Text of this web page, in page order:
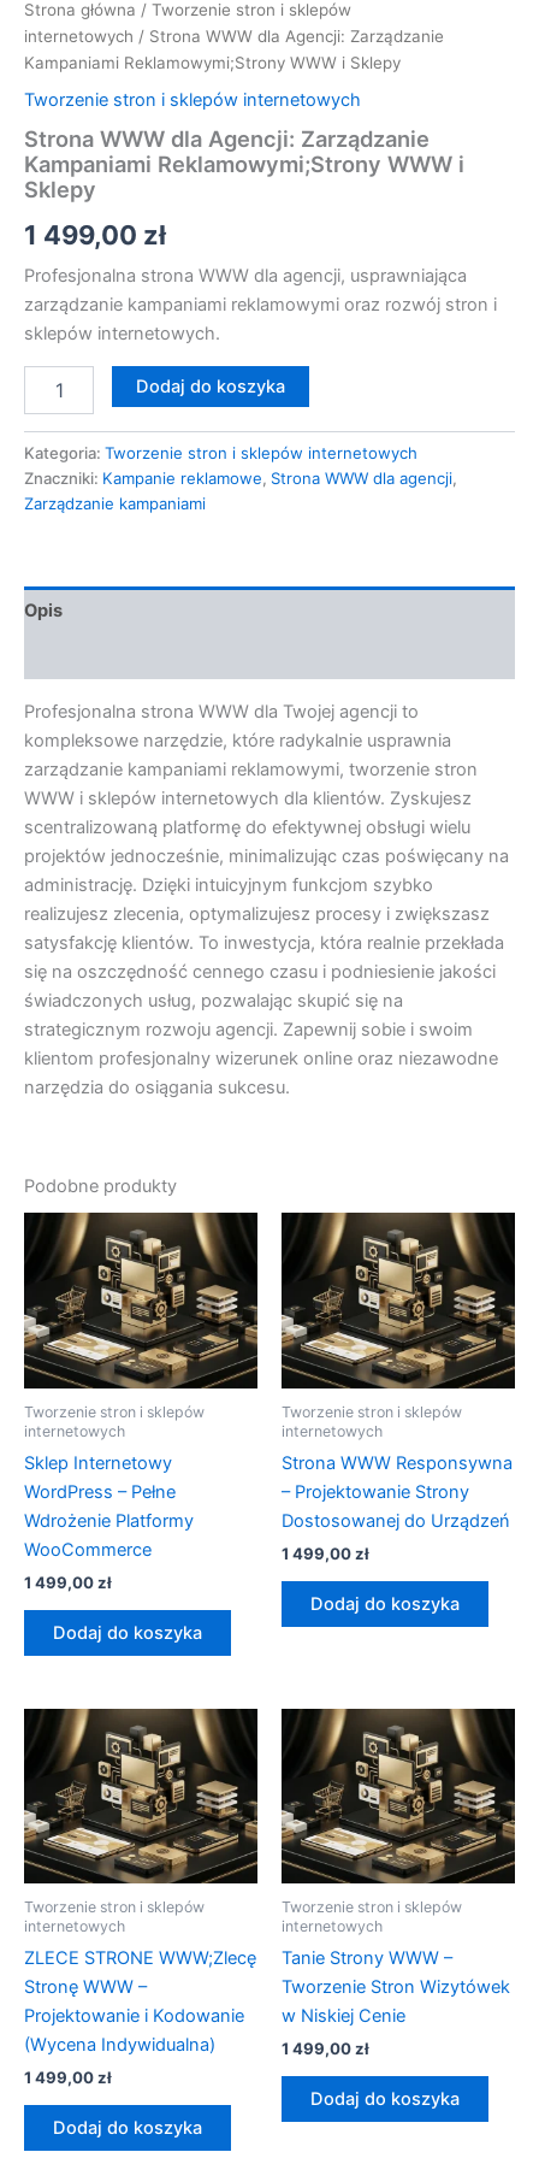
Strona główna / Tworzenie stron i sklepów
internetowych / Strona WWW dla Agencji: Zarządzanie
Kampaniami Reklamowymi;Strony WWW i Sklepy
Tworzenie stron i sklepów internetowych
Strona WWW dla Agencji: Zarządzanie
Kampaniami Reklamowymi;Strony WWW i
Sklepy
1 499,00 zł
Profesjonalna strona WWW dla agencji, usprawniająca
zarządzanie kampaniami reklamowymi oraz rozwój stron i
sklepów internetowych.
Dodaj do koszyka
Kategoria: Tworzenie stron i sklepów internetowych
Znaczniki: Kampanie reklamowe, Strona WWW dla agencji,
Zarządzanie kampaniami
Opis
Profesjonalna strona WWW dla Twojej agencji to
kompleksowe narzędzie, które radykalnie usprawnia
zarządzanie kampaniami reklamowymi, tworzenie stron
WWW i sklepów internetowych dla klientów. Zyskujesz
scentralizowaną platformę do efektywnej obsługi wielu
projektów jednocześnie, minimalizując czas poświęcany na
administrację. Dzięki intuicyjnym funkcjom szybko
realizujesz zlecenia, optymalizujesz procesy i zwiększasz
satysfakcję klientów. To inwestycja, która realnie przekłada
się na oszczędność cennego czasu i podniesienie jakości
świadczonych usług, pozwalając skupić się na
strategicznym rozwoju agencji. Zapewnij sobie i swoim
klientom profesjonalny wizerunek online oraz niezawodne
narzędzia do osiągania sukcesu.
Podobne produkty
Tworzenie stron i sklepów
internetowych
Sklep Internetowy
WordPress – Pełne
Wdrożenie Platformy
WooCommerce
1 499,00zł
Dodaj do koszyka
Tworzenie stron i sklepów
internetowych
Strona WWW Responsywna
– Projektowanie Strony
Dostosowanej do Urządzeń
1 499,00zł
Dodaj do koszyka
Tworzenie stron i sklepów
internetowych
ZLECE STRONE WWW;Zlecę
Stronę WWW –
Projektowanie i Kodowanie
(Wycena Indywidualna)
1 499,00zł
Dodaj do koszyka
Tworzenie stron i sklepów
internetowych
Tanie Strony WWW –
Tworzenie Stron Wizytówek
w Niskiej Cenie
1 499,00zł
Dodaj do koszyka